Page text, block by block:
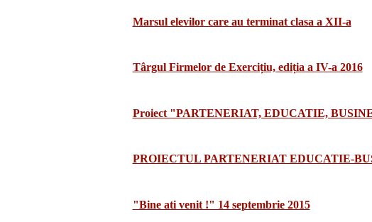
Marsul elevilor care au terminat clasa a XII-a
Târgul Firmelor de Exercițiu, ediția a IV-a 2016
Proiect "PARTENERIAT, EDUCATIE,
PROIECTUL PARTENERIAT EDUCATIE-
"Bine ati venit !" 14 septembrie 2015